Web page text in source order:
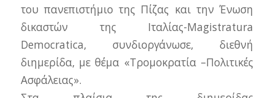
του πανεπιστήμιο της Πίζας και την Ένωση
δικαστών της Ιταλίας-Magistratura
Democratica, συνδιοργάνωσε, διεθνή
διημερίδα, με θέμα «Τρομοκρατία –Πολιτικές
Ασφάλειας».